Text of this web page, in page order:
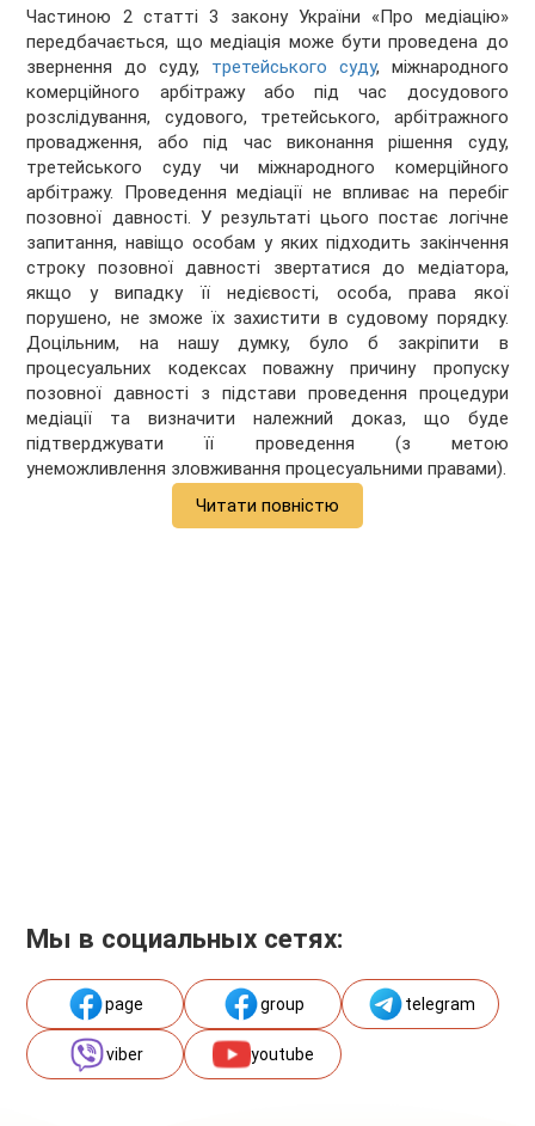
Частиною 2 статті 3 закону України «Про медіацію»
передбачається, що медіація може бути проведена до
звернення до суду, третейського суду, міжнародного
комерційного арбітражу або під час досудового
розслідування, судового, третейського, арбітражного
провадження, або під час виконання рішення суду,
третейського суду чи міжнародного комерційного
арбітражу. Проведення медіації не впливає на перебіг
позовної давності. У результаті цього постає логічне
запитання, навіщо особам у яких підходить закінчення
строку позовної давності звертатися до медіатора,
якщо у випадку її недієвості, особа, права якої
порушено, не зможе їх захистити в судовому порядку.
Доцільним, на нашу думку, було б закріпити в
процесуальних кодексах поважну причину пропуску
позовної давності з підстави проведення процедури
медіації та визначити належний доказ, що буде
підтверджувати її проведення (з метою
унеможливлення зловживання процесуальними правами).
Читати повністю
Мы в социальных сетях:
page group telegram
viber youtube